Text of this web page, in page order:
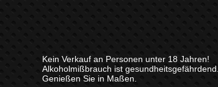
Kein Verkauf an Personen unter 18 Jahren!
Alkoholmißbrauch ist gesundheitsgefährdend.
Genießen Sie in Maßen.